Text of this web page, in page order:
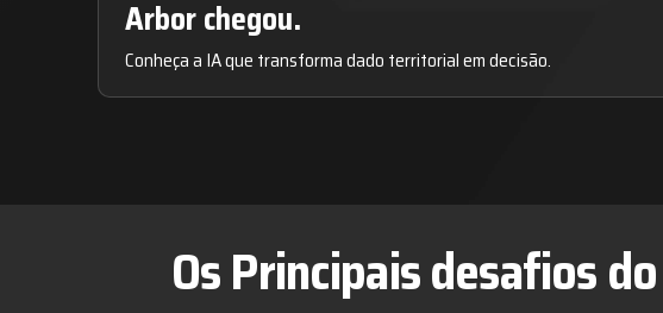
Arbor chegou.
Conheça a IA que transforma dado territorial em decisão.
Os Principais desafios